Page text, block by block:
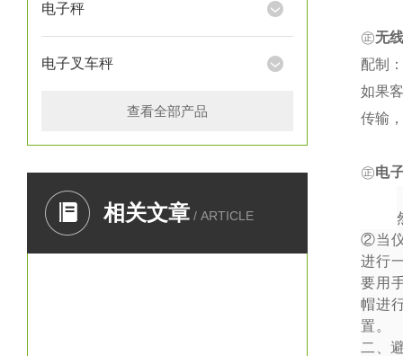
电子秤
电子叉车秤
查看全部产品
相关文章 / ARTICLE
㊣无
配制
如果
传输
㊣电
②当
进行
要用
帽进
置。
二、